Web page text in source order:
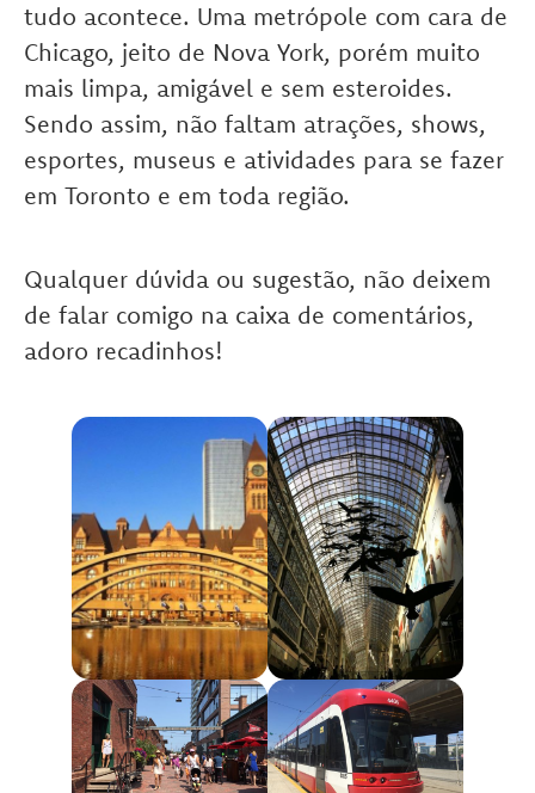
tudo acontece. Uma metrópole com cara de
Chicago, jeito de Nova York, porém muito
mais limpa, amigável e sem esteroides.
Sendo assim, não faltam atrações, shows,
esportes, museus e atividades para se fazer
em Toronto e em toda região.
Qualquer dúvida ou sugestão, não deixem
de falar comigo na caixa de comentários,
adoro recadinhos!